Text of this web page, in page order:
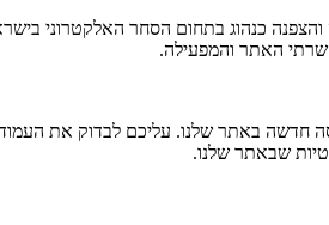
כנהוג בתחום הסחר האלקטרוני
שרתי האתר והמפעילה.
חדשה באתר שלנו. עליכם לבדוק את
שבאתר שלנו.